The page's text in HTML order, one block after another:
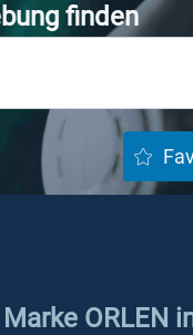
finden
ORLEN